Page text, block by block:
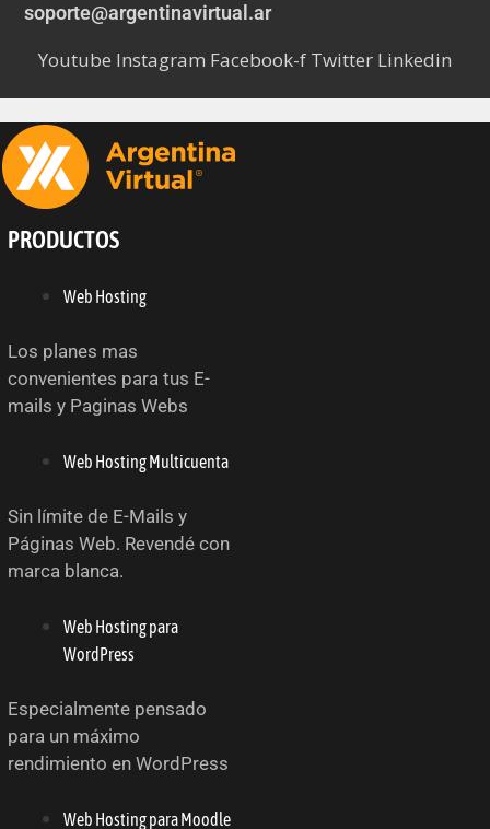
soporte@argentinavirtual.ar
Youtube Instagram Facebook-f Twitter Linkedin
PRODUCTOS
Web Hosting
Los planes mas
convenientes para tus E-
mails y Paginas Webs
Web Hosting Multicuenta
Sin límite de E-Mails y
Páginas Web. Revendé con
marca blanca.
Web Hosting para
WordPress
Especialmente pensado
para un máximo
rendimiento en WordPress
Web Hosting para Moodle